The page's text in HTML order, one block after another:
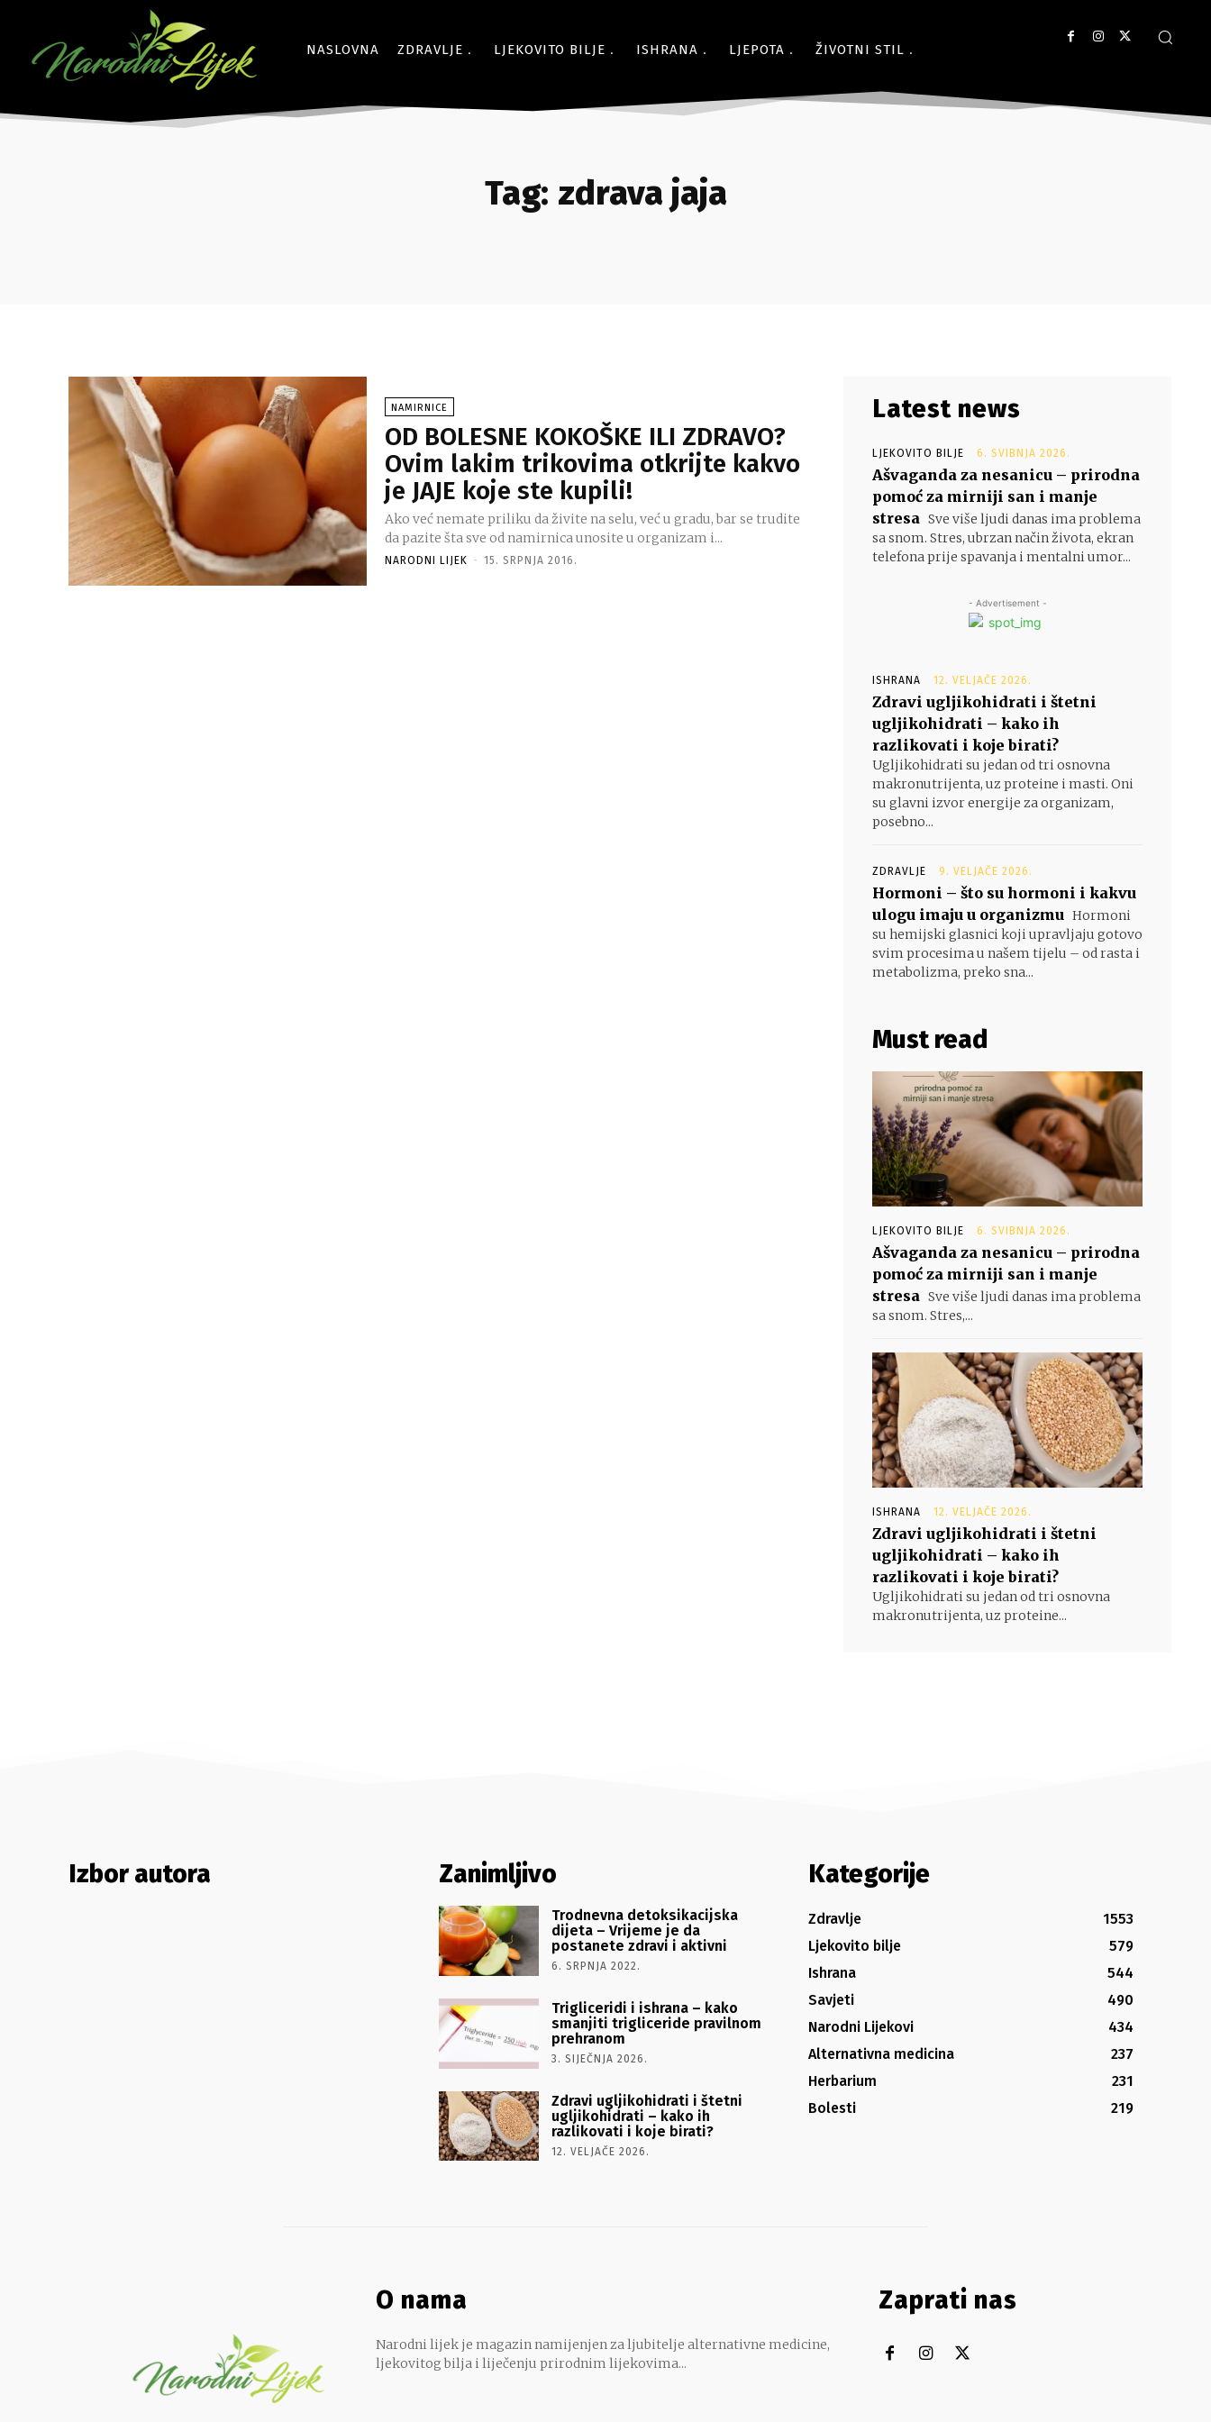
NASLOVNA ZDRAVLJE LJEKOVITO BILJE ISHRANA LJEPOTA ŽIVOTNI STIL
Tag: zdrava jaja
NAMIRNICE
OD BOLESNE KOKOŠKE ILI ZDRAVO?
Ovim lakim trikovima otkrijte kakvo
je JAJE koje ste kupili!
Ako već nemate priliku da živite na selu, već u gradu, bar se trudite
da pazite šta sve od namirnica unosite u organizam i...
NARODNI LIJEK - 15. SRPNJA 2016.
Latest news
LJEKOVITO BILJE 6. SVIBNJA 2026.
Ašvaganda za nesanicu – prirodna
pomoć za mirniji san i manje
stresa Sve više ljudi danas ima problema
sa snom. Stres, ubrzan način života, ekran
telefona prije spavanja i mentalni umor...
- Advertisement -
ISHRANA 12. VELJAČE 2026.
Zdravi ugljikohidrati i štetni
ugljikohidrati – kako ih
razlikovati i koje birati?
Ugljikohidrati su jedan od tri osnovna
makronutrijenta, uz proteine i masti. Oni
su glavni izvor energije za organizam,
posebno...
ZDRAVLJE 9. VELJAČE 2026.
Hormoni – što su hormoni i kakvu
ulogu imaju u organizmu Hormoni
su hemijski glasnici koji upravljaju gotovo
svim procesima u našem tijelu – od rasta i
metabolizma, preko sna...
Must read
LJEKOVITO BILJE 6. SVIBNJA 2026.
Ašvaganda za nesanicu – prirodna
pomoć za mirniji san i manje
stresa Sve više ljudi danas ima problema
sa snom. Stres,...
ISHRANA 12. VELJAČE 2026.
Zdravi ugljikohidrati i štetni
ugljikohidrati – kako ih
razlikovati i koje birati?
Ugljikohidrati su jedan od tri osnovna
makronutrijenta, uz proteine...
Izbor autora Zanimljivo
Trodnevna detoksikacijska
dijeta – Vrijeme je da
postanete zdravi i aktivni
6. SRPNJA 2022.
Trigliceridi i ishrana – kako
smanjiti trigliceride pravilnom
prehranom
3. SIJEČNJA 2026.
Zdravi ugljikohidrati i štetni
ugljikohidrati – kako ih
razlikovati i koje birati?
12. VELJAČE 2026.
Kategorije
Zdravlje
1553
Ljekovito bilje
579
Ishrana
544
Savjeti
490
Narodni Lijekovi
434
Alternativna medicina
237
Herbarium
231
Bolesti
219
O nama
Narodni lijek je magazin namijenjen za ljubitelje alternativne medicine,
ljekovitog bilja i liječenju prirodnim lijekovima...
Zaprati nas